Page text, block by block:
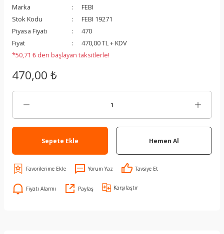
Marka
FEBI
Stok Kodu
FEBI 19271
Piyasa Fiyatı
470
Fiyat
470,00 TL + KDV
*50,71 ₺ den başlayan taksitlerle!
470,00 ₺
Sepete Ekle Hemen Al
Yorum Yaz Tavsiye Et
Fiyatı Alarmı Paylaş Karşılaştır